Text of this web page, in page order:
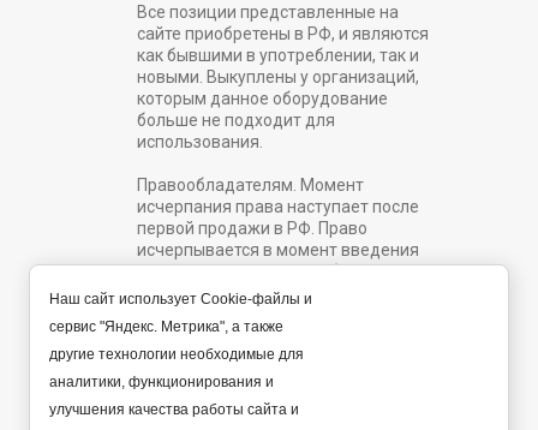
Все позиции представленные на
сайте приобретены в РФ, и являются
как бывшими в употреблении, так и
новыми. Выкуплены у организаций,
которым данное оборудование
больше не подходит для
использования.
Правообладателям. Момент
исчерпания права наступает после
первой продажи в РФ. Право
исчерпывается в момент введения
товара в гражданский оборот
правообладателем или с его
продажи» ст. 1487 ГК РФ.
e-dvm@list.ru
Наш сайт использует Cookie-файлы и
сервис "Яндекс. Метрика", а также
другие технологии необходимые для
аналитики, функционирования и
улучшения качества работы сайта и